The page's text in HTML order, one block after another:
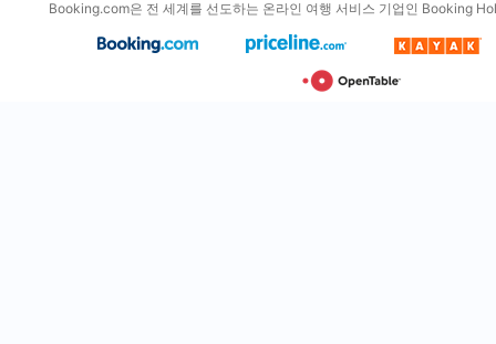
Booking.com은 전 세계를 선도하는 온라인 여행 서비스 기업인 Booking